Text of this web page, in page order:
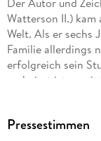
Watterson II.) kam
Welt. Als er sechs
Familie allerdings
erfolgreich sein
verheirat ist er
angesehen zu
Pressestimmen